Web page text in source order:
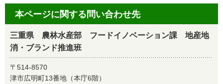
本ページに関する問い合わせ先
三重県 農林水産部 フードイノベーション課 地産地
消・ブランド推進班
〒514-8570
津市広明町13番地（本庁6階）